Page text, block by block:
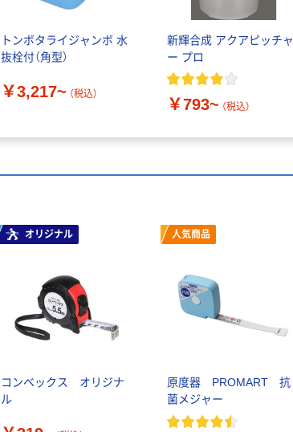
トンボタライジャンボ 水
抜栓付（角型）
￥3,217~ （税込）
新輝合成 アクアピッチャ
ー プロ
￥793~ （税込）
オリジナル
コンベックス オリジナ
ル
人気商品
原度器 PROMART 抗
菌メジャー